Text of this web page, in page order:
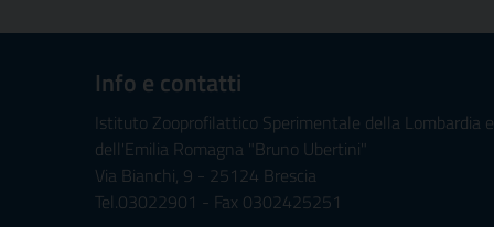
Info e contatti
Istituto Zooprofilattico Sperimentale della Lombardia e
dell'Emilia Romagna "Bruno Ubertini"
Via Bianchi, 9 - 25124 Brescia
Tel.03022901 - Fax 0302425251